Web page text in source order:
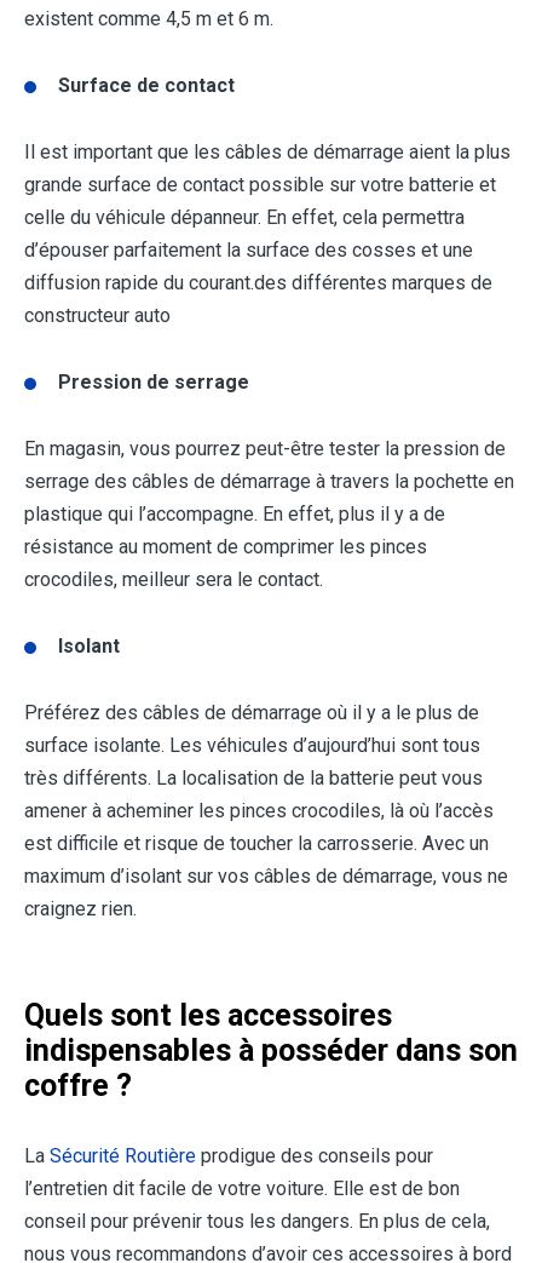
existent comme 4,5 m et 6 m.
Surface de contact
Il est important que les câbles de démarrage aient la plus
grande surface de contact possible sur votre batterie et
celle du véhicule dépanneur. En effet, cela permettra
d’épouser parfaitement la surface des cosses et une
diffusion rapide du courant.des différentes marques de
constructeur auto
Pression de serrage
En magasin, vous pourrez peut-être tester la pression de
serrage des câbles de démarrage à travers la pochette en
plastique qui l’accompagne. En effet, plus il y a de
résistance au moment de comprimer les pinces
crocodiles, meilleur sera le contact.
Isolant
Préférez des câbles de démarrage où il y a le plus de
surface isolante. Les véhicules d’aujourd’hui sont tous
très différents. La localisation de la batterie peut vous
amener à acheminer les pinces crocodiles, là où l’accès
est difficile et risque de toucher la carrosserie. Avec un
maximum d’isolant sur vos câbles de démarrage, vous ne
craignez rien.
Quels sont les accessoires
indispensables à posséder dans son
coffre ?
La Sécurité Routière prodigue des conseils pour
l’entretien dit facile de votre voiture. Elle est de bon
conseil pour prévenir tous les dangers. En plus de cela,
nous vous recommandons d’avoir ces accessoires à bord